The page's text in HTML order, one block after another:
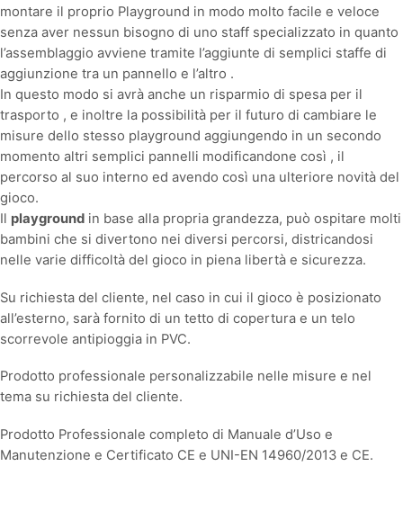
montare il proprio Playground in modo molto facile e veloce
senza aver nessun bisogno di uno staff specializzato in quanto
l’assemblaggio avviene tramite l’aggiunte di semplici staffe di
aggiunzione tra un pannello e l’altro .
In questo modo si avrà anche un risparmio di spesa per il
trasporto , e inoltre la possibilità per il futuro di cambiare le
misure dello stesso playground aggiungendo in un secondo
momento altri semplici pannelli modificandone così , il
percorso al suo interno ed avendo così una ulteriore novità del
gioco.
Il playground in base alla propria grandezza, può ospitare molti
bambini che si divertono nei diversi percorsi, districandosi
nelle varie difficoltà del gioco in piena libertà e sicurezza.
Su richiesta del cliente, nel caso in cui il gioco è posizionato
all’esterno, sarà fornito di un tetto di copertura e un telo
scorrevole antipioggia in PVC.
Prodotto professionale personalizzabile nelle misure e nel
tema su richiesta del cliente.
Prodotto Professionale completo di Manuale d’Uso e
Manutenzione e Certificato CE e UNI-EN 14960/2013 e CE.